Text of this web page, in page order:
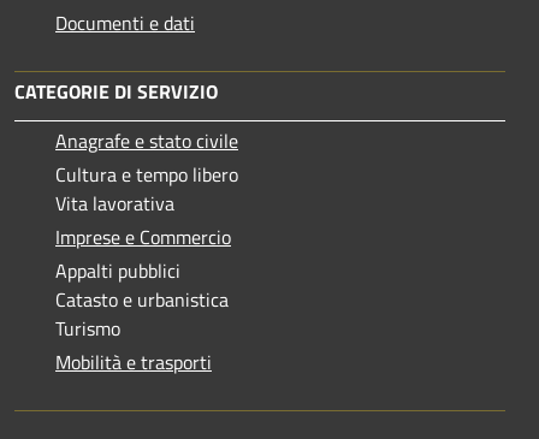
Documenti e dati
CATEGORIE DI SERVIZIO
Anagrafe e stato civile
Cultura e tempo libero
Vita lavorativa
Imprese e Commercio
Appalti pubblici
Catasto e urbanistica
Turismo
Mobilità e trasporti